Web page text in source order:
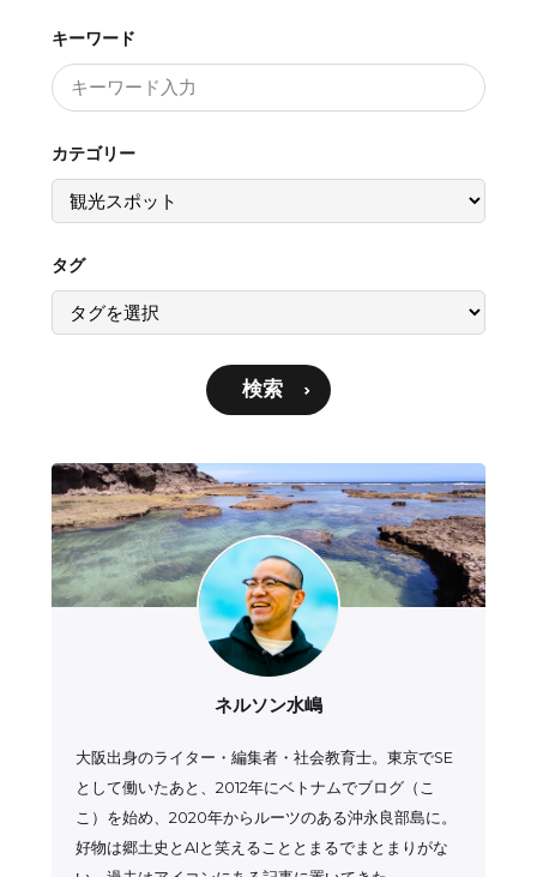
す
キーワード
カテゴリー
タグ
検索
ネルソン水嶋
大阪出身のライター・編集者・社会教育士。東京でSE
として働いたあと、2012年にベトナムでブログ（こ
こ）を始め、2020年からルーツのある沖永良部島に。
好物は郷土史とAIと笑えることとまるでまとまりがな